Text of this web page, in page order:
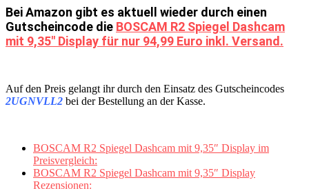
Bei Amazon gibt es aktuell wieder durch einen
Gutscheincode die BOSCAM R2 Spiegel Dashcam
mit 9,35″ Display für nur 94,99 Euro inkl. Versand.
Auf den Preis gelangt ihr durch den Einsatz des Gutscheincodes
2UGNVLL2 bei der Bestellung an der Kasse.
BOSCAM R2 Spiegel Dashcam mit 9,35″ Display im
Preisvergleich:
BOSCAM R2 Spiegel Dashcam mit 9,35″ Display
Rezensionen: